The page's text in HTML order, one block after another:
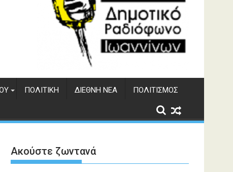
ΠΟΛΙΤΙΚΉ ΔΙΕΘΝΉ ΝΈΑ ΠΟΛΙΤΙΣΜΌΣ
Ακούστε ζωντανά